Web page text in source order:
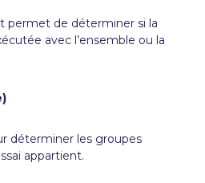
permet de déterminer si la
avec l’ensemble ou la
déterminer les groupes
appartient.